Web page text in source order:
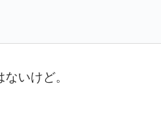
いけど。